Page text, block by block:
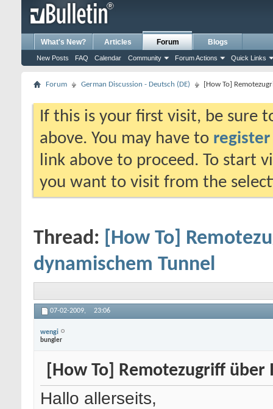
What's New? Articles Forum
New Posts FAQ Calendar Community Forum Actions Quick Links
Blogs
Forum German Discussion - Deutsch (DE) [How To]
If this is your first visit, be sure
above. You may have to register
link above to proceed. To start
you want to visit from the
Thread: [How To]
dynamischem Tunnel
07-02-2009, 23:06
wengi
bungler
[How To] Remotezugriff
Hallo allerseits,